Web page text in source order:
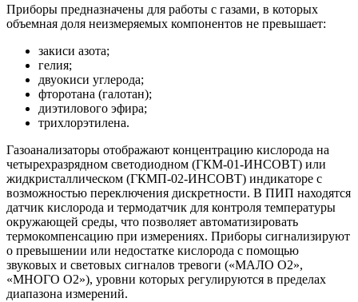
Приборы предназначены для работы с газами, в которых
объемная доля неизмеряемых компонентов не превышает:
закиси азота;
гелия;
двуокиси углерода;
фторотана (галотан);
диэтилового эфира;
трихлорэтилена.
Газоанализаторы отображают концентрацию кислорода на
четырехразрядном светодиодном (ГКМ-01-ИНСОВТ) или
жидкристаллическом (ГКМП-02-ИНСОВТ) индикаторе с
возможностью переключения дискретности. В ПИП находятся
датчик кислорода и термодатчик для контроля температуры
окружающей среды, что позволяет автоматизировать
термокомпенсацию при измерениях. Приборы сигнализируют
о превышении или недостатке кислорода с помощью
звуковых и световых сигналов тревоги («МАЛО О2»,
«МНОГО О2»), уровни которых регулируются в пределах
диапазона измерений.